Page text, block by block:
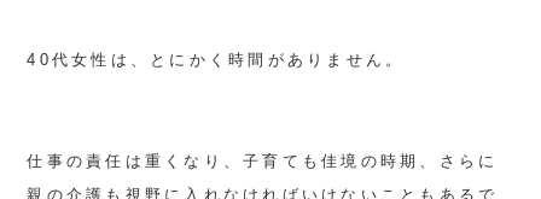
40代女性は、とにかく時間がありません。
仕事の責任は重くなり、子育ても佳境の時期、さらに
親の介護も視野に入れなければいけないこともあるで